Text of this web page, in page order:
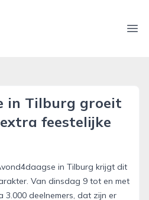
in Tilburg groeit
feestelijke
in Tilburg krijgt dit
Van dinsdag 9 tot en met
3.000 deelnemers, dat zijn er